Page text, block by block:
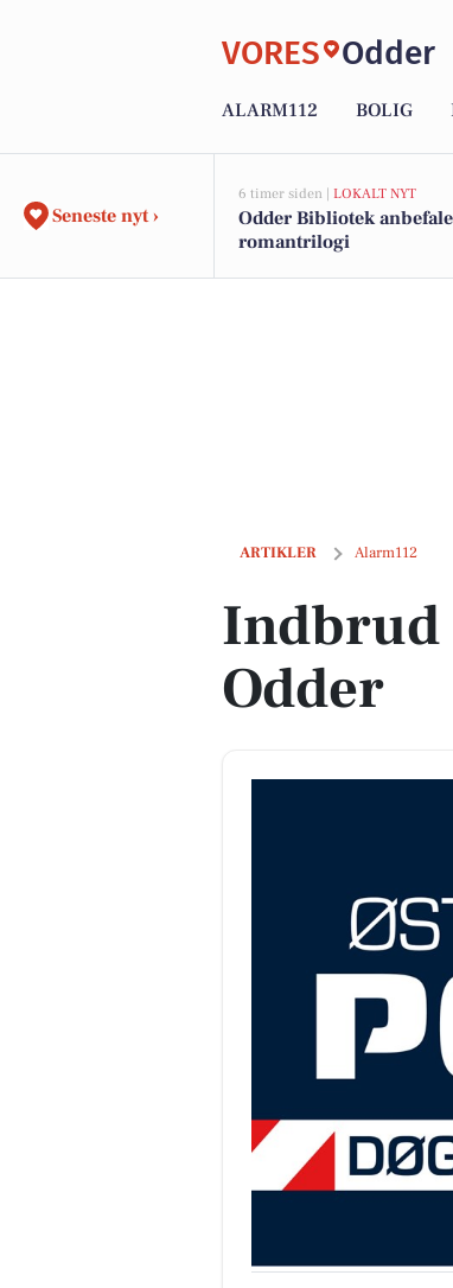
VORES Odder
ALARM112 BOLIG
Seneste nyt ›
6 timer siden | LOKALT NYT
Odder Bibliotek
romantrilogi
ARTIKLER Alarm112
Indbrud på Horsensvej i
Indbrud
Odder